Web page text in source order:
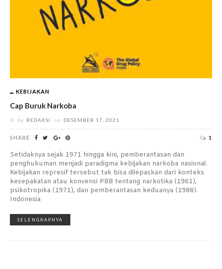
KEBIJAKAN
Cap Buruk Narkoba
by REDAKSI on DESEMBER 17, 2021
SHARE 1
Setidaknya sejak 1971 hingga kini, pemberantasan dan
penghukuman menjadi paradigma kebijakan narkoba nasional.
Kebijakan represif tersebut tak bisa dilepaskan dari konteks
kesepakatan atau konvensi PBB tentang narkotika (1961),
psikotropika (1971), dan pemberantasan keduanya (1988).
Indonesia
SELENGKAPNYA